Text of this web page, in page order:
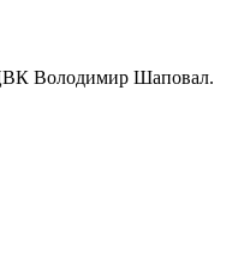
ЦВК Володимир Шаповал.